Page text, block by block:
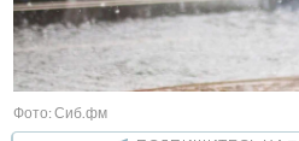
Фото: Сиб.фм